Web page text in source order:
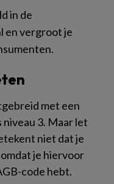
in de
en vergroot je
met een
3. Maar let
niet dat je
je hiervoor
code hebt.